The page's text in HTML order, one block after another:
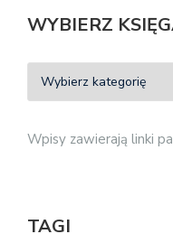
WYBIERZ
Wpisy zawierają linki
TAGI